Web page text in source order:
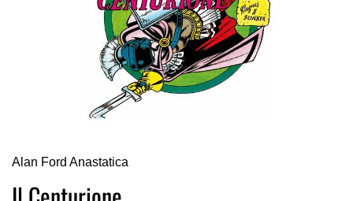
all'inizio
della
Alan Ford Anastatica